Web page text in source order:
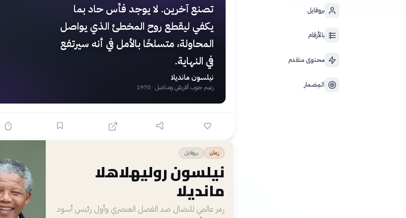
بروفايل
بالأرقام
محتوى متقدم
المِضمار
تصنع آخرين. لا يوجد فأس حاد بما
يكفي ليقطع روح المخطئ الذي يواصل
المحاولة، متسلحًا بالأمل في أنه سيرتفع
في النهاية.
نيلسون مانديلا
زعيم جنوب أفريقي ومناضل · 1970
زمان بروفايل
نيلسون روليهلاهلا
مانديلا
رمز عالمي للنضال ضد الفصل العنصري وأول رئيس أسود
👤